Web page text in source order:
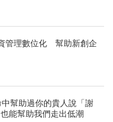
管理數位化 幫助新創企
幫助過你的貴人說「謝
能幫助我們走出低潮